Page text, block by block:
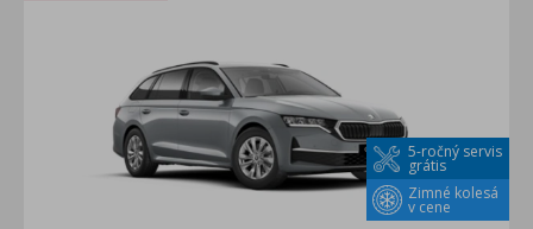
Zimné kolesá
v cene
5-ročný servis
grátis